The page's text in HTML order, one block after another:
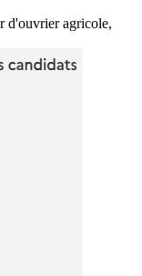
d'ouvrier agricole,